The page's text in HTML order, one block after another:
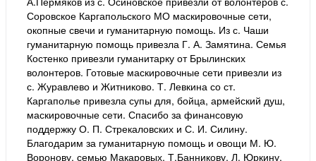
Соровское Каргапольского МО маскировочные сети,
окопные свечи и гуманитарную помощь. Из с. Чаши
гуманитарную помощь привезла Г. А. Замятина. Семья
Костенко привезли гуманитарку от Брылинских
волонтеров. Готовые маскировочные сети привезли из
с. Журавлево и Житниково. Т. Левкина со ст.
Каргаполье привезла супы для, бойца, армейский душ,
маскировочные сети. Спасибо за финансовую
поддержку О. П. Стрекаловских и С. И. Силину.
Благодарим за гуманитарную помощь и овощи М. Ю.
Воронову, семью Макаровых, Т.Банникову, Л. Юркину,